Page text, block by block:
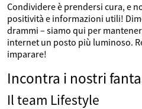
Condividere è prendersi cura, e
positività e informazioni utili!
drammi – siamo qui per
internet un posto più luminoso.
imparare!
Incontra i nostri
Il team Lifestyle